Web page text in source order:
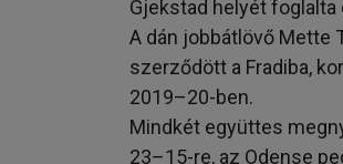
Gjekstad helyét foglalta
A dán jobbátlövő Mette
szerződött a Fradiba,
2019–20-ben.
Mindkét együttes
23–15-re, az Odense